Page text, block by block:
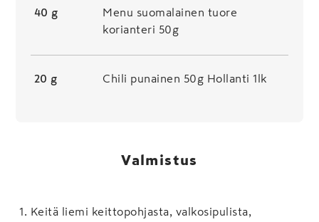
40 g
Menu suomalainen tuore
korianteri 50g
20 g Chili punainen 50g Hollanti 1lk
Valmistus
1
Keitä liemi keittopohjasta, valkosipulista,